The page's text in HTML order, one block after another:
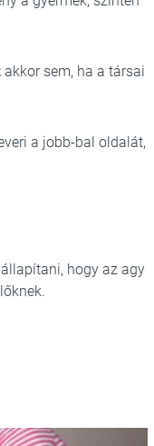
akkor sem, ha a társai
a jobb-bal oldalát,
hogy az agy